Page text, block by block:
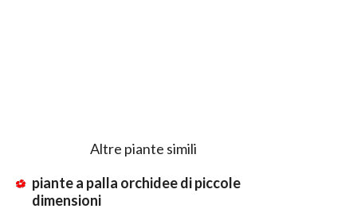
Altre piante simili
piante a palla orchidee di piccole
dimensioni